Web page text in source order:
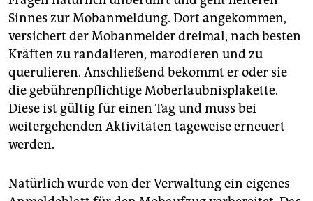
Sinnes zur Mobanmeldung. Dort angekommen,
versichert der Mobanmelder dreimal, nach besten
Kräften zu randalieren, marodieren und zu
querulieren. Anschließend bekommt er oder sie
die gebührenpflichtige Moberlaubnisplakette.
Diese ist gültig für einen Tag und muss bei
weitergehenden Aktivitäten tageweise erneuert
werden.
Natürlich wurde von der Verwaltung ein eigenes